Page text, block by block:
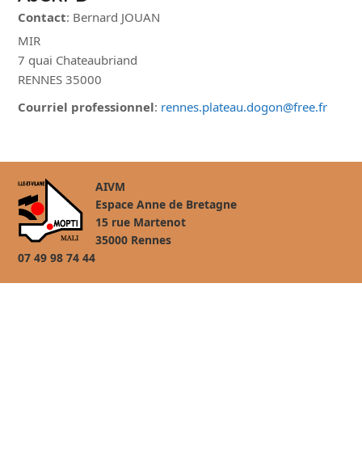
Contact: Bernard JOUAN
MIR
7 quai Chateaubriand
RENNES 35000
Courriel professionnel: rennes.plateau.dogon@free.fr
AIVM
Espace Anne de Bretagne
15 rue Martenot
35000 Rennes
07 49 98 74 44